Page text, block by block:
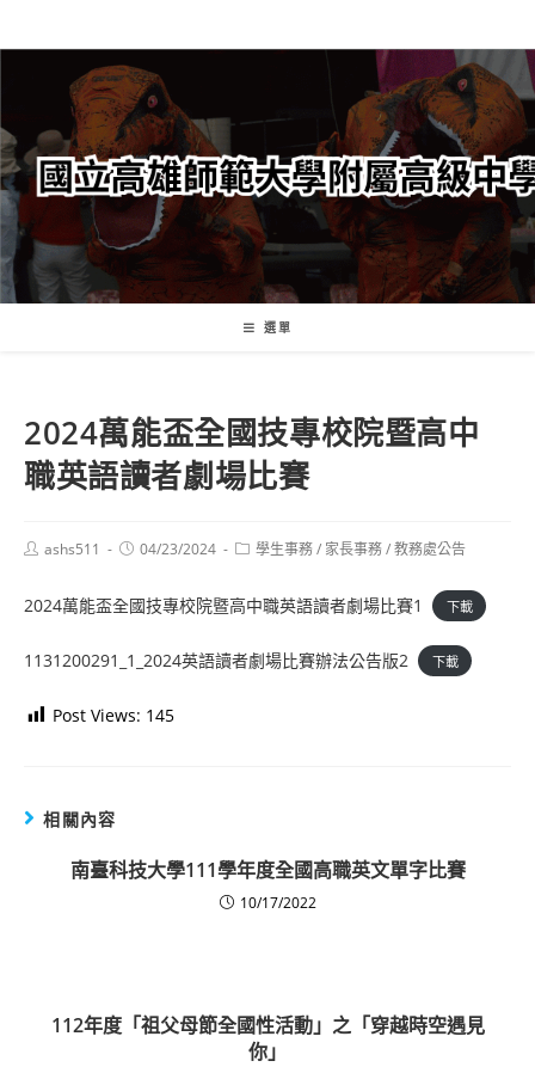
轉
要
內
容
選單
2024萬能盃全國技專校院暨高中
職英語讀者劇場比賽
Postashs511
Post04/23/2024
Post學生事務/ 家長事務/教務處公告
2024萬能盃全國技專校院暨高中職英語讀者劇場比賽1 下載
1131200291_1_2024英語讀者劇場比賽辦法公告版2 下載
Post Views: 145
相關內容
南臺科技大學111學年度全國高職英文單字比賽
10/17/2022
112年度「祖父母節全國性活動」之「穿越時空遇見
你」